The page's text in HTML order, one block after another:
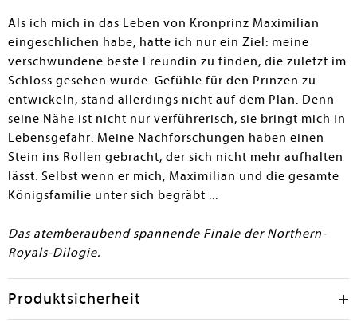
Agnes Schmidtner
Als ich mich in das Leben von Kronprinz Maximilian
eingeschlichen habe, hatte ich nur ein Ziel: meine
verschwundene beste Freundin zu finden, die zuletzt im
Schloss gesehen wurde. Gefühle für den Prinzen zu
entwickeln, stand allerdings nicht auf dem Plan. Denn
seine Nähe ist nicht nur verführerisch, sie bringt mich in
Lebensgefahr. Meine Nachforschungen haben einen
Stein ins Rollen gebracht, der sich nicht mehr aufhalten
lässt. Selbst wenn er mich, Maximilian und die gesamte
Königsfamilie unter sich begräbt ...
Das atemberaubend spannende Finale der Northern-
Royals-Dilogie.
Produktsicherheit